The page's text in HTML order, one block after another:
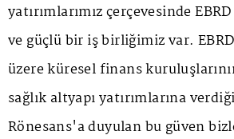
yatırımlarımız çerçevesinde
ve güçlü bir iş birliğimiz var.
üzere küresel finans
sağlık altyapı yatırımlarına
Rönesans'a duyulan bu güven